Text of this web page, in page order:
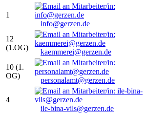
1
info@gerzen.de
12
(1.OG)
kaemmerei@gerzen.de
10 (1.
OG)
personalamt@gerzen.de
4
ile-bina-vils@gerzen.de